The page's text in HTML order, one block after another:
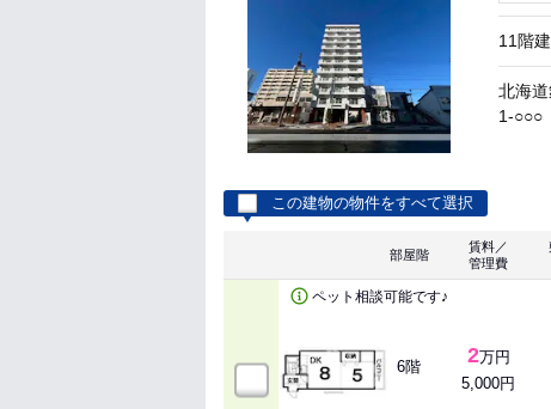
11階
北海
1-○○○
この建物の物件をすべて選択
部屋階
賃料／
管理費
ペット相談可能です♪
6階 2万円
5,000円